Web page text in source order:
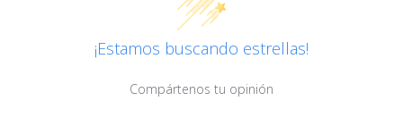
¡Estamos buscando estrellas!
Compártenos tu opinión